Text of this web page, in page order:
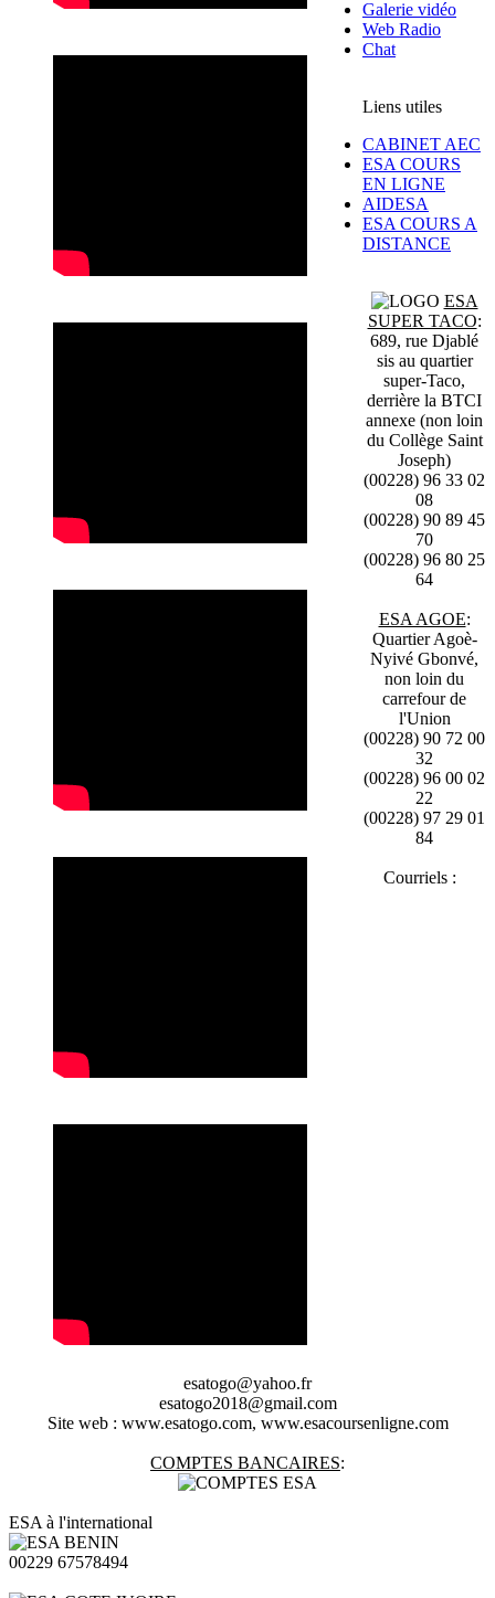
Galerie vidéo
Web Radio
Chat
Liens utiles
CABINET AEC
ESA COURS
EN LIGNE
AIDESA
ESA COURS A
DISTANCE
ESA
SUPER TACO:
689, rue Djablé
sis au quartier
super-Taco,
derrière la BTCI
annexe (non loin
du Collège Saint
Joseph)
(00228) 96 33 02
08
(00228) 90 89 45
70
(00228) 96 80 25
64
ESA AGOE:
Quartier Agoè-
Nyivé Gbonvé,
non loin du
carrefour de
l'Union
(00228) 90 72 00
32
(00228) 96 00 02
22
(00228) 97 29 01
84
Courriels :
esatogo@yahoo.fr
esatogo2018@gmail.com
Site web : www.esatogo.com, www.esacoursenligne.com
COMPTES BANCAIRES:
ESA à l'international
00229 67578494